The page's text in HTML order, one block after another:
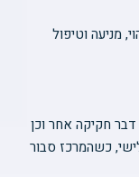
מניעה וטיפול
חקיקה אחר וכן
כשהמרכז סבור